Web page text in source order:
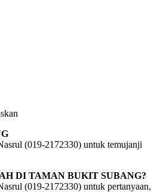
(019-2172330) untuk temujanji
DI TAMAN BUKIT SUBANG?
(019-2172330) untuk pertanyaan,